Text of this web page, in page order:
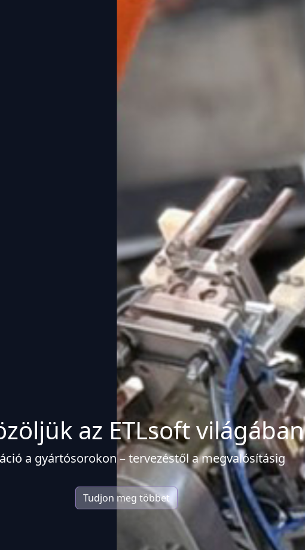
az ETLsoft világában
a gyártósorokon – tervezéstől a megvalósításig
Tudjon meg többet